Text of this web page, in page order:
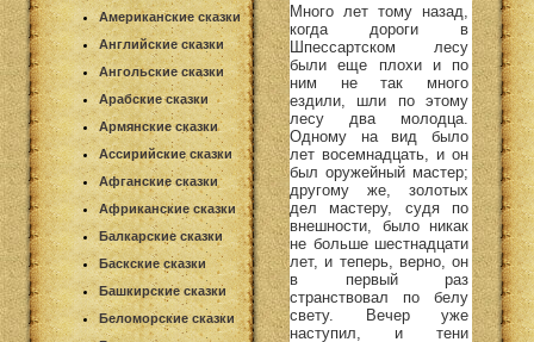
Американские сказки
Английские сказки
Ангольские сказки
Арабские сказки
Армянские сказки
Ассирийские сказки
Афганские сказки
Африканские сказки
Балкарские сказки
Баскские сказки
Башкирские сказки
Беломорские сказки
Много лет тому назад,
когда дороги в
Шпессартском лесу
были еще плохи и по
ним не так много
ездили, шли по этому
лесу два молодца.
Одному на вид было
лет восемнадцать, и он
был оружейный мастер;
другому же, золотых
дел мастеру, судя по
внешности, было никак
не больше шестнадцати
лет, и теперь, верно, он
в первый раз
странствовал по белу
свету. Вечер уже
наступил, и тени